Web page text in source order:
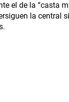
el de la “casta
la central